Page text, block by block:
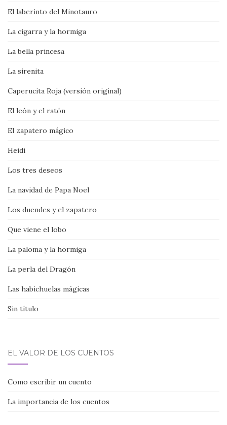
El laberinto del Minotauro
La cigarra y la hormiga
La bella princesa
La sirenita
Caperucita Roja (versión original)
El león y el ratón
El zapatero mágico
Heidi
Los tres deseos
La navidad de Papa Noel
Los duendes y el zapatero
Que viene el lobo
La paloma y la hormiga
La perla del Dragón
Las habichuelas mágicas
Sin título
EL VALOR DE LOS CUENTOS
Como escribir un cuento
La importancia de los cuentos